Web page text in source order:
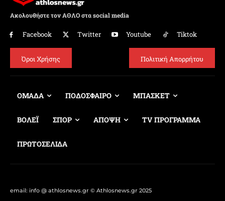
Ακολουθήστε τον ΑΘΛΟ στα social media
Facebook Twitter Youtube Tiktok
Όροι Χρήσης Πολιτική Απορρήτου
ΟΜΑΔΑ ΠΟΔΟΣΦΑΙΡΟ ΜΠΑΣΚΕΤ
ΒΟΛΕΪ ΣΠΟΡ ΑΠΟΨΗ TV ΠΡΟΓΡΑΜΜΑ
ΠΡΩΤΟΣΕΛΙΔΑ
email: info @ athlosnews.gr © Athlosnews.gr 2025